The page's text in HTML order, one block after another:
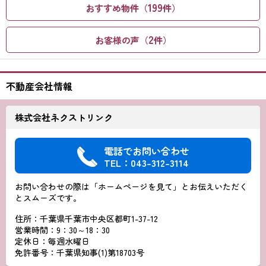
おすすめ物件（199件）
お客様の声（2件）
不動産会社情報
株式会社ネクストリンク
電話でお問い合わせ
TEL：043-312-3114
お問い合わせの際は「ホームページを見て」とお伝えいただく
とスムーズです。
住所：千葉県千葉市中央区都町1-37-12
営業時間：9：30～18：30
定休日：毎週水曜日
免許番号：千葉県知事(1)第18703号